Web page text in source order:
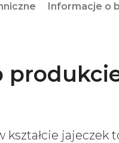
Informacje o
kształcie jajeczek